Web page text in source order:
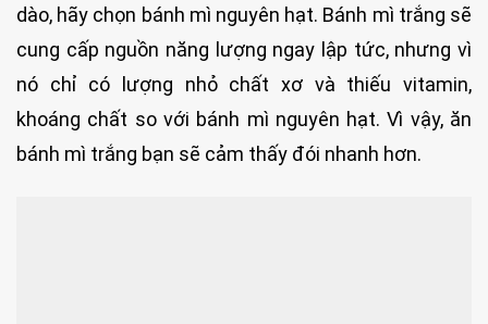
dào, hãy chọn bánh mì nguyên hạt. Bánh mì trắng sẽ
cung cấp nguồn năng lượng ngay lập tức, nhưng vì
nó chỉ có lượng nhỏ chất xơ và thiếu vitamin,
khoáng chất so với bánh mì nguyên hạt. Vì vậy, ăn
bánh mì trắng bạn sẽ cảm thấy đói nhanh hơn.